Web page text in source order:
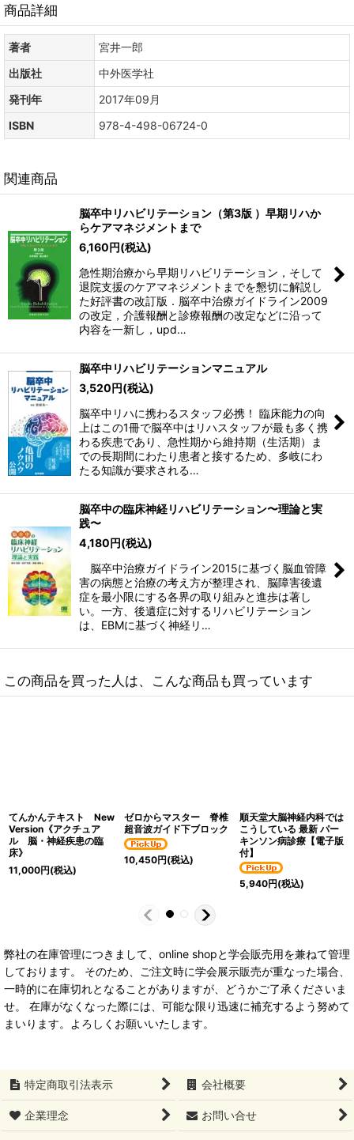
商品詳細
著者
宮井一郎
出版社
中外医学社
発刊年
2017年09月
ISBN
978-4-498-06724-0
関連商品
脳卒中リハビリテーション（第3版 ）早期リハか
らケアマネジメントまで
6,160円(税込)
急性期治療から早期リハビリテーション，そして
退院支援のケアマネジメントまでを懇切に解説し
た好評書の改訂版．脳卒中治療ガイドライン2009
の改定，介護報酬と診療報酬の改定などに沿って
内容を一新し，upd…
脳卒中リハビリテーションマニュアル
3,520円(税込)
脳卒中リハに携わるスタッフ必携！ 臨床能力の向
上はこの1冊で脳卒中はリハスタッフが最も多く携
わる疾患であり、急性期から維持期（生活期）ま
での長期間にわたり患者と接するため、多岐にわ
たる知識が要求される…
脳卒中の臨床神経リハビリテーション〜理論と実
践〜
4,180円(税込)
脳卒中治療ガイドライン2015に基づく脳血管障
害の病態と治療の考え方が整理され、脳障害後遺
症を最小限にする各界の取り組みと進歩は著し
い。一方、後遺症に対するリハビリテーション
は、EBMに基づく神経リ…
この商品を買った人は、こんな商品も買っています
てんかんテキスト New
Version《アクチュア
ル 脳・神経疾患の臨
床》
11,000円(税込)
ゼロからマスター 脊椎
超音波ガイド下ブロック
10,450円(税込)
順天堂大脳神経内科では
こうしている 最新 パー
キンソン病診療【電子版
付】
5,940円(税込)
弊社の在庫管理につきまして、online shopと学会販売用を兼ねて管理
しております。 そのため、ご注文時に学会展示販売が重なった場合、
一時的に在庫切れとなることがありますが、どうかご了承くださいま
せ。 在庫がなくなった際には、可能な限り迅速に補充するよう努めて
まいります。よろしくお願いいたします。
特定商取引法表示 会社概要
企業理念 お問い合せ